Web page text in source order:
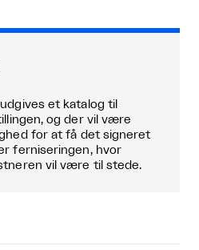
et katalog til
og der vil være
for at få det signeret
ferniseringen, hvor
vil være til stede.